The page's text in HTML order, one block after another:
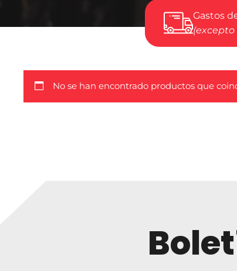
Gastos
No se han encontrado productos que